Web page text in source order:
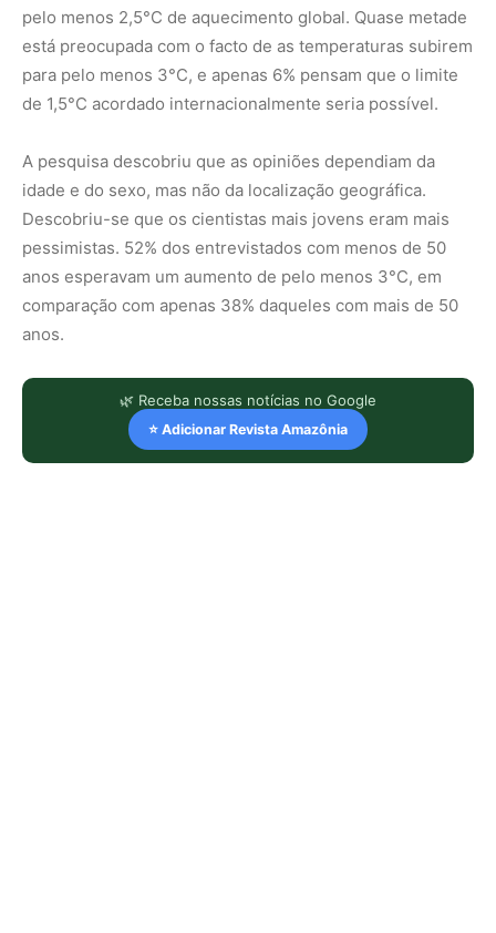
pelo menos 2,5°C de aquecimento global. Quase metade
está preocupada com o facto de as temperaturas subirem
para pelo menos 3°C, e apenas 6% pensam que o limite
de 1,5°C acordado internacionalmente seria possível.
A pesquisa descobriu que as opiniões dependiam da
idade e do sexo, mas não da localização geográfica.
Descobriu-se que os cientistas mais jovens eram mais
pessimistas. 52% dos entrevistados com menos de 50
anos esperavam um aumento de pelo menos 3°C, em
comparação com apenas 38% daqueles com mais de 50
anos.
🌿 Receba nossas notícias no Google
⭐ Adicionar Revista Amazônia